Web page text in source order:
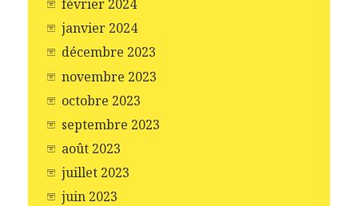
février 2024
janvier 2024
décembre 2023
novembre 2023
octobre 2023
septembre 2023
août 2023
juillet 2023
juin 2023